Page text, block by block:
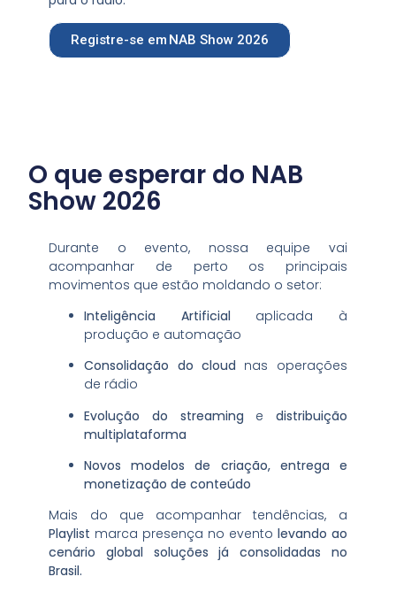
Registre-se em NAB Show 2026
O que esperar do NAB
Show 2026
Durante o evento, nossa equipe vai
acompanhar de perto os principais
movimentos que estão moldando o setor:
Inteligência Artificial aplicada à
produção e automação
Consolidação do cloud nas operações
de rádio
Evolução do streaming e distribuição
multiplataforma
Novos modelos de criação, entrega e
monetização de conteúdo
Mais do que acompanhar tendências, a
Playlist marca presença no evento levando ao
cenário global soluções já consolidadas no
Brasil.